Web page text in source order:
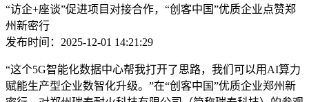
“访企+座谈”促进项目对接合作，“创客中国”优质企业点赞郑
州新密行
发布时间： 2025-12-01 14:21:29
“这个5G智能化数据中心帮我打开了思路，我们可以用AI算力
赋能生产型企业数智化升级。”在“创客中国”优质企业郑州新